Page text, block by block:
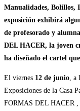
Manualidades, Bolillos,
exposición exhibirá
de profesorado y
DEL HACER, la joven
ha diseñado el cartel
El viernes 12 de junio , a
Exposiciones de la Casa
FORMAS DEL HACER ,